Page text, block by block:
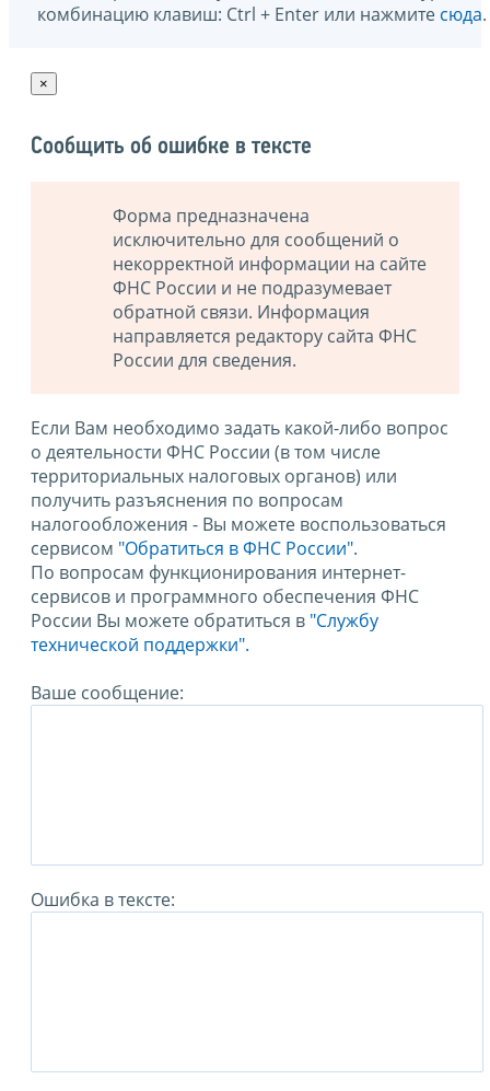
комбинацию клавиш: Ctrl + Enter или нажмите сюда.
×
Сообщить об ошибке в тексте
Форма предназначена
исключительно для сообщений о
некорректной информации на сайте
ФНС России и не подразумевает
обратной связи. Информация
направляется редактору сайта ФНС
России для сведения.
Если Вам необходимо задать какой-либо вопрос
о деятельности ФНС России (в том числе
территориальных налоговых органов) или
получить разъяснения по вопросам
налогообложения - Вы можете воспользоваться
сервисом "Обратиться в ФНС России".
По вопросам функционирования интернет-
сервисов и программного обеспечения ФНС
России Вы можете обратиться в "Службу
технической поддержки".
Ваше сообщение:
Ошибка в тексте: